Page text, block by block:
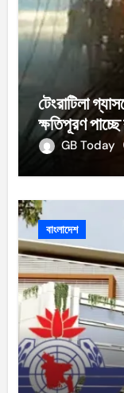
টেংরাটিলা
ক্ষতিপূরণ পাচ্ছে
GB Today
বাংলাদেশ